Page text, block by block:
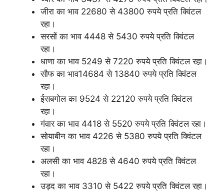
जीरा का भाव 22680 से 43800 रुपये प्रति क्विंटल
रहा।
सरसों का भाव 4448 से 5430 रुपये प्रति क्विंटल
रहा।
धाणा का भाव 5249 से 7220 रुपये प्रति क्विंटल रहा।
सौफ का भाव14684 से 13840 रुपये प्रति क्विंटल
रहा।
ईसबगोल का 9524 से 22120 रुपये प्रति क्विंटल
रहा।
गंवार का भाव 4418 से 5520 रुपये प्रति क्विंटल रहा।
सोयाबीन का भाव 4226 से 5380 रुपये प्रति क्विंटल
रहा।
अलसी का भाव 4828 से 4640 रुपये प्रति क्विंटल
रहा।
उड़द का भाव 3310 से 5422 रुपये प्रति क्विंटल रहा।